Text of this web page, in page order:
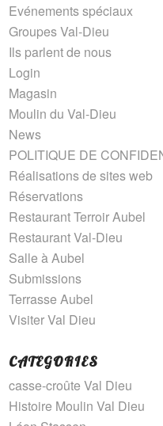
Evénements spéciaux
Groupes Val-Dieu
Ils parlent de nous
Login
Magasin
Moulin du Val-Dieu
News
POLITIQUE DE
Réalisations de sites web
Réservations
Restaurant Terroir Aubel
Restaurant Val-Dieu
Salle à Aubel
Submissions
Terrasse Aubel
Visiter Val Dieu
CATEGORIES
casse-croûte Val Dieu
Histoire Moulin Val Dieu